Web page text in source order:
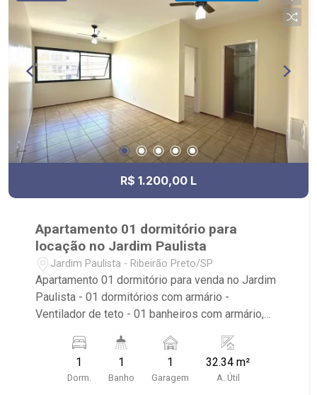
R$ 1.200,00 L
Apartamento 01 dormitório para
locação no Jardim Paulista
Jardim Paulista - Ribeirão Preto/SP
Apartamento 01 dormitório para venda no Jardim
Paulista - 01 dormitórios com armário -
Ventilador de teto - 01 banheiros com armário,
tradicional planejada - Área de serviço - 01 vagas
de garagem coberta - Condomínio com portaria
12 horas e salão de festa - Próximo ao Estádio
1
Dorm.
1
Banho
1
Garagem
32.34 m²
A. Útil